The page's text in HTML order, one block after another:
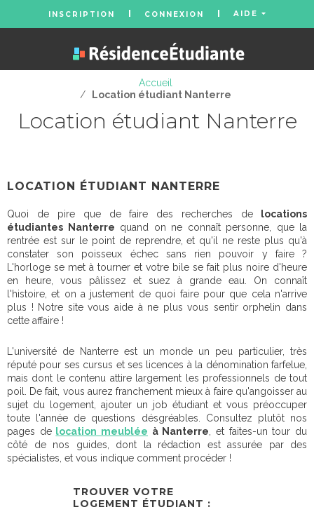
INSCRIPTION CONNEXION AIDE
Accueil
/
Location étudiant Nanterre
Location étudiant Nanterre
LOCATION ÉTUDIANT NANTERRE
Quoi de pire que de faire des recherches de locations
étudiantes Nanterre quand on ne connaît personne, que la
rentrée est sur le point de reprendre, et qu'il ne reste plus qu'à
constater son poisseux échec sans rien pouvoir y faire ?
L'horloge se met à tourner et votre bile se fait plus noire d'heure
en heure, vous pâlissez et suez à grande eau. On connaît
l'histoire, et on a justement de quoi faire pour que cela n'arrive
plus ! Notre site vous aide à ne plus vous sentir orphelin dans
cette affaire !
L'université de Nanterre est un monde un peu particulier, très
réputé pour ses cursus et ses licences à la dénomination farfelue,
mais dont le contenu attire largement les professionnels de tout
poil. De fait, vous aurez franchement mieux à faire qu'angoisser au
sujet du logement, ajouter un job étudiant et vous préoccuper
toute l'année de questions désgréables. Consultez plutôt nos
pages de location meublée à Nanterre , et faites-un tour du
côté de nos guides, dont la rédaction est assurée par des
spécialistes, et vous indique comment procéder !
TROUVER VOTRE
LOGEMENT ÉTUDIANT :